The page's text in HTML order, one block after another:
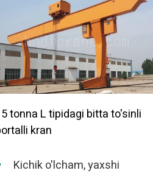
tonna L tipidagi bitta to'sinli
kran
Kichik o'lcham, yaxshi